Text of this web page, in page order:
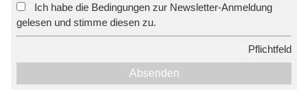
Ich habe die Bedingungen zur Newsletter-Anmeldung
gelesen und stimme diesen zu.
Pflichtfeld
Absenden